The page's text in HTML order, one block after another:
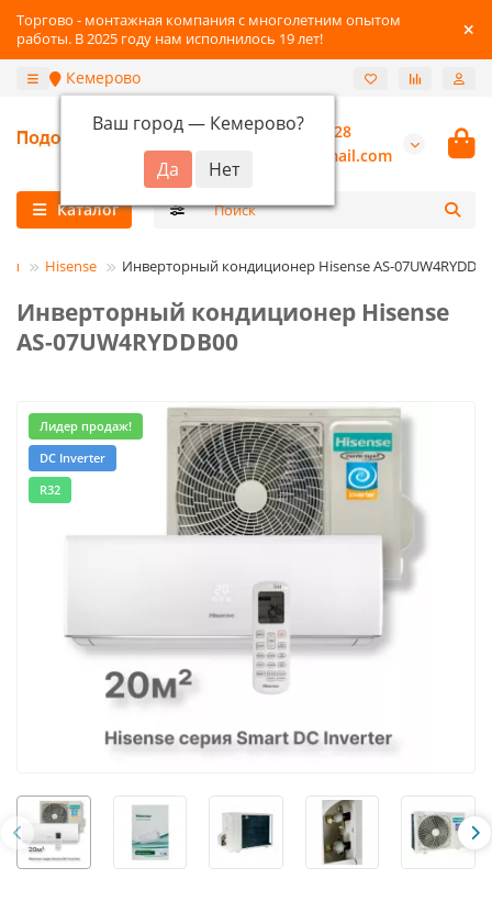
Торгово - монтажная компания с многолетним опытом
работы. В 2025 году нам исполнилось 19 лет!
Кемерово
Ваш город — Кемерово?
+7-3842-216-528
burannsk@gmail.com
Каталог
Hisense Инверторный кондиционер Hisense AS-
Инверторный кондиционер Hisense
AS-07UW4RYDDB00
Лидер продаж!
DC Inverter
R32